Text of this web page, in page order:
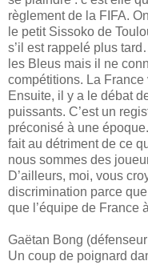
règlement de la FIFA.
le petit Sissoko de
s’il est rappelé plus
les Bleus mais il ne
compétitions. La France
Ensuite, il y a le débat
puissants. C’est un
préconisé à une
fait au détriment de ce
nous sommes des
D’ailleurs, moi, vous
discrimination parce
que l’équipe de France
Gaëtan Bong
Un coup de poignard